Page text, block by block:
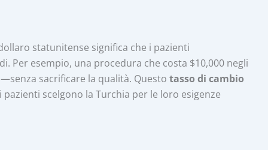
statunitense significa che i pazienti
Per esempio, una procedura che costa $10,000 negli
sacrificare la qualità. Questo tasso di cambio
scelgono la Turchia per le loro esigenze